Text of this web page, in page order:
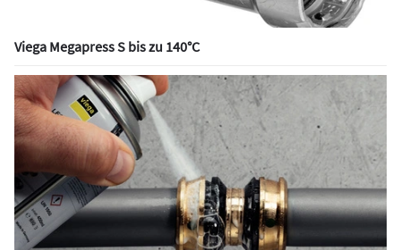
Viega Megapress S bis zu 140°C